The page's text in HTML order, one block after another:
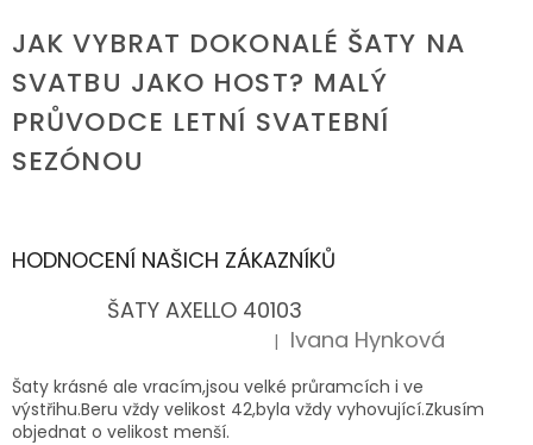
JAK VYBRAT DOKONALÉ ŠATY NA
SVATBU JAKO HOST? MALÝ
PRŮVODCE LETNÍ SVATEBNÍ
SEZÓNOU
HODNOCENÍ NAŠICH ZÁKAZNÍKŮ
ŠATY AXELLO 40103
Hodnocení produktu je 5 z 5 hvězdiček.
| Ivana Hynková
Šaty krásné ale vracím,jsou velké průramcích i ve
výstřihu.Beru vždy velikost 42,byla vždy vyhovující.Zkusím
objednat o velikost menší.